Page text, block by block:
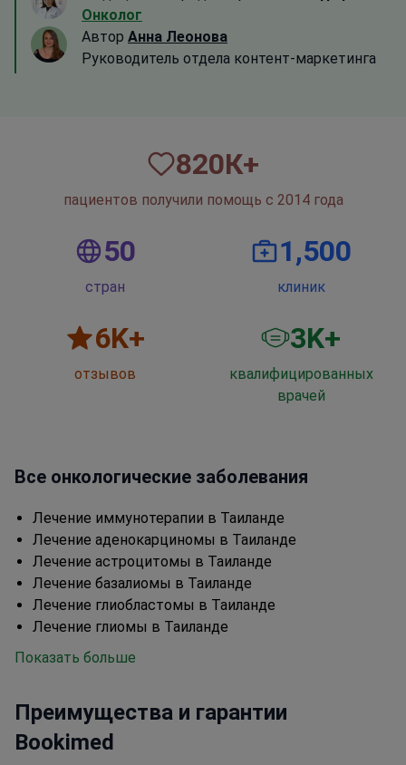
Онколог
Автор Анна Леонова
Руководитель отдела контент-маркетинга
820К+
пациентов получили помощь с 2014 года
50
стран
1,500
клиник
6K+
отзывов
3K+
квалифицированных
врачей
Все онкологические заболевания
Лечение иммунотерапии в Таиланде
Лечение аденокарциномы в Таиланде
Лечение астроцитомы в Таиланде
Лечение базалиомы в Таиланде
Лечение глиобластомы в Таиланде
Лечение глиомы в Таиланде
Показать больше
Преимущества и гарантии
Bookimed